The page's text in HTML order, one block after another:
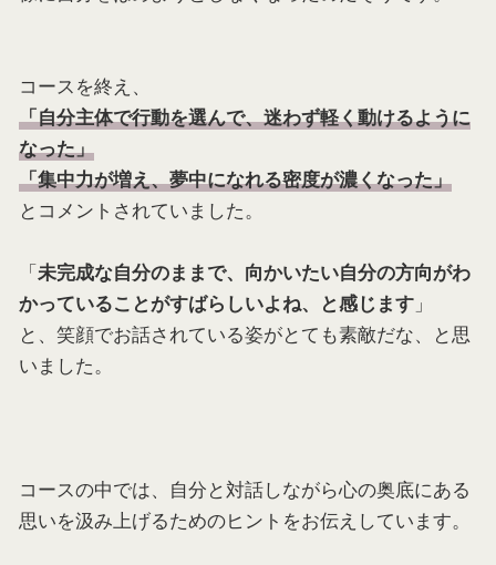
コースを終え、
「自分主体で行動を選んで、迷わず軽く動けるように
なった」
「集中力が増え、夢中になれる密度が濃くなった」
とコメントされていました。
「未完成な自分のままで、向かいたい自分の方向がわ
かっていることがすばらしいよね、と感じます 」
と、笑顔でお話されている姿がとても素敵だな、と思
いました。
コースの中では、自分と対話しながら心の奥底にある
思いを汲み上げるためのヒントをお伝えしています。